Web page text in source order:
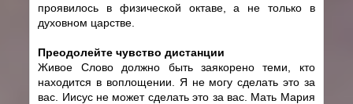
проявилось в физической октаве, а не только в
духовном царстве.
Преодолейте чувство дистанции
Живое Слово должно быть заякорено теми, кто
находится в воплощении. Я не могу сделать это за
вас. Иисус не может сделать это за вас. Мать Мария